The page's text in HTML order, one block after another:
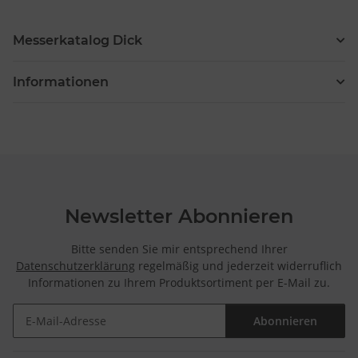
Messerkatalog Dick
Informationen
Newsletter Abonnieren
Bitte senden Sie mir entsprechend Ihrer
Datenschutzerklärung regelmäßig und jederzeit widerruflich
Informationen zu Ihrem Produktsortiment per E-Mail zu.
Abonnieren